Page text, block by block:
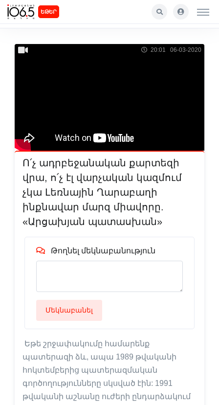
ԵԹԵՐ
20:01 06-03-2020
Ո՛չ ադրբեջանական քարտեզի
վրա, ո՛չ էլ վարչական կազմում
չկա Լեռնային Ղարաբաղի
ինքնավար մարզ միավորը.
«Արցախյան պատասխան»
Թողնել մեկնաբանություն
Մեկնաբանել
Եթե շրջափակումը համարենք
պատերազի ձև, ապա 1989 թվականի
հոկտեմբերից պատերազմական
գործողությունները սկսված էին: 1991
թվականի աշնանը ուժերի ընդարձակում